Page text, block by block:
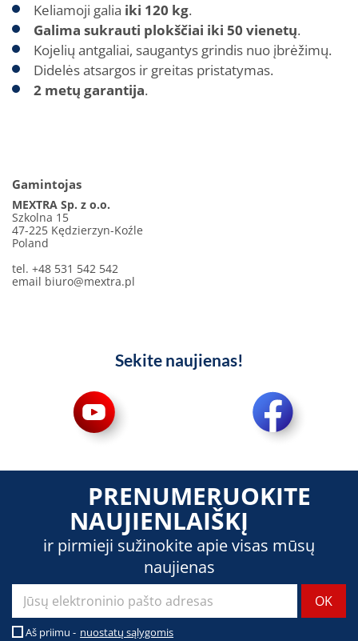
Keliamoji galia iki 120 kg.
Galima sukrauti plokščiai iki 50 vienetų.
Kojelių antgaliai, saugantys grindis nuo įbrėžimų.
Didelės atsargos ir greitas pristatymas.
2 metų garantija.
Gamintojas
MEXTRA Sp. z o.o.
Szkolna 15
47-225 Kędzierzyn-Koźle
Poland
tel. +48 531 542 542
email biuro@mextra.pl
Sekite naujienas!
PRENUMERUOKITE
NAUJIENLAIŠKĮ
ir pirmieji sužinokite apie visas mūsų
naujienas
Aš priimu - nuostatų sąlygomis